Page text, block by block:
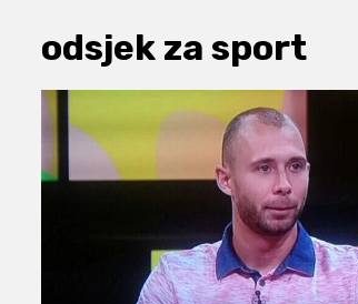
odsjek za sport